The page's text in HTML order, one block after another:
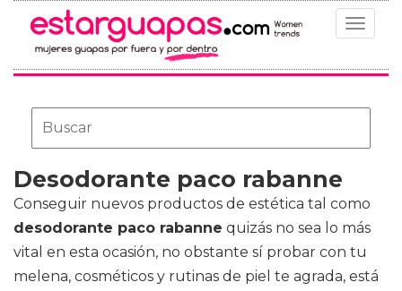
Toggle
Desodorante paco rabanne
Conseguir nuevos productos de estética tal como
desodorante paco rabanne quizás no sea lo más
vital en esta ocasión, no obstante sí probar con tu
melena, cosméticos y rutinas de piel te agrada, está